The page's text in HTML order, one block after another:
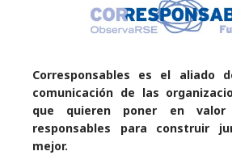
Corresponsables es el aliado
comunicación de las
que quieren poner en valor
responsables para construir
mejor.